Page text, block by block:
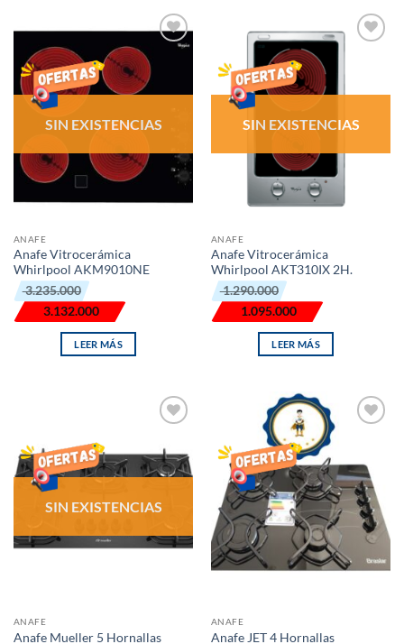
AÑADIR
DE
SIN EXISTENCIAS
ANAFE
Anafe Vitrocerámica
Whirlpool AKM9010NE
3.235.000
El
precio
original
era:
₲ 3.235.000.
3.132.000
El
precio
actual
es:
₲ 3.132.000.
LEER MÁS
SIN EXISTENCIAS
ANAFE
Anafe Vitrocerámica
Whirlpool AKT310IX 2H.
1.290.000
El
precio
original
era:
₲ 1.290.000.
1.095.000
El
precio
actual
es:
₲ 1.095.000.
LEER MÁS
LISTA
DE
SIN EXISTENCIAS
ANAFE
Anafe Mueller 5 Hornallas
AÑADIR
DE
DESEOS
ANAFE
Anafe JET 4 Hornallas